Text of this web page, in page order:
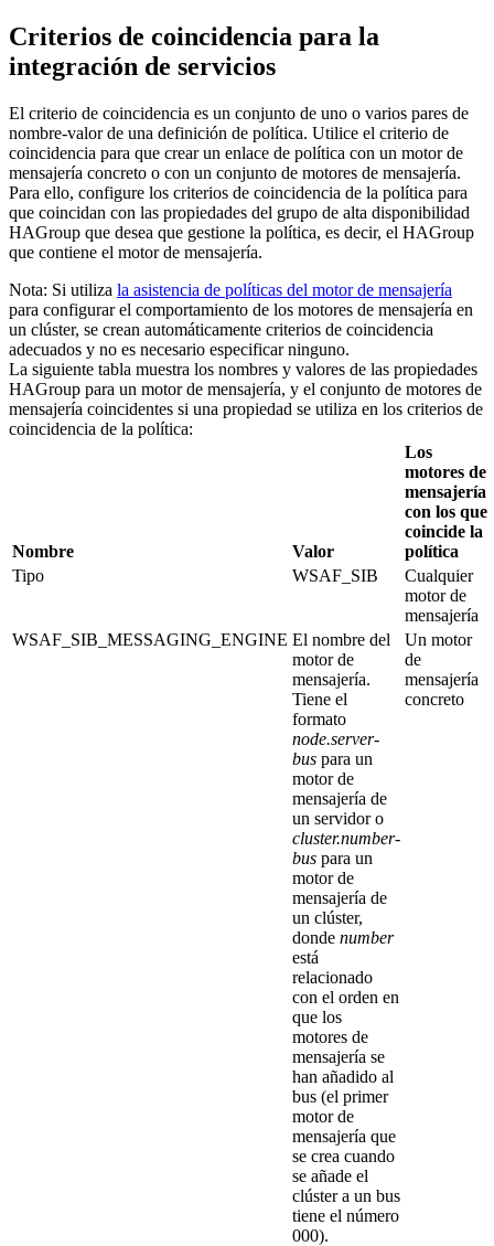
Criterios de coincidencia para la
integración de servicios
El criterio de coincidencia es un conjunto de uno o varios pares de
nombre-valor de una definición de política. Utilice el criterio de
coincidencia para que crear un enlace de política con un motor de
mensajería concreto o con un conjunto de motores de mensajería.
Para ello, configure los criterios de coincidencia de la política para
que coincidan con las propiedades del grupo de alta disponibilidad
HAGroup que desea que gestione la política, es decir, el HAGroup
que contiene el motor de mensajería.
Nota: Si utiliza la asistencia de políticas del motor de mensajería
para configurar el comportamiento de los motores de mensajería en
un clúster, se crean automáticamente criterios de coincidencia
adecuados y no es necesario especificar ninguno.
La siguiente tabla muestra los nombres y valores de las propiedades
HAGroup para un motor de mensajería, y el conjunto de motores de
mensajería coincidentes si una propiedad se utiliza en los criterios de
coincidencia de la política:
Nombre Valor
Los
motores de
mensajería
con los que
coincide la
política
Tipo
WSAF_SIB
Cualquier
motor de
mensajería
WSAF_SIB_MESSAGING_ENGINE El nombre del
motor de
mensajería.
Tiene el
formato
node.server-
bus para un
motor de
mensajería de
un servidor o
cluster.number-
bus para un
motor de
mensajería de
un clúster,
donde number
está
relacionado
con el orden en
que los
motores de
mensajería se
han añadido al
bus (el primer
motor de
mensajería que
se crea cuando
se añade el
clúster a un bus
tiene el número
000).
Un motor
de
mensajería
concreto